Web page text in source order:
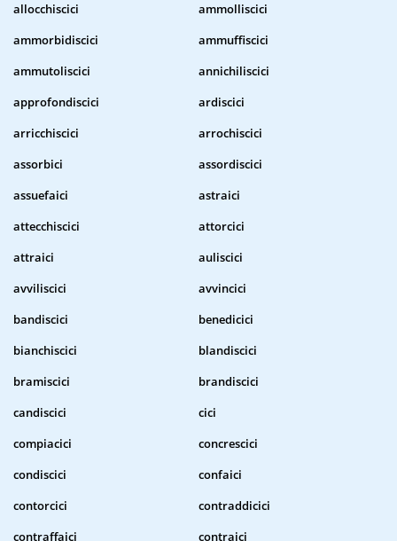
allocchiscici
ammolliscici
ammorbidiscici
ammuffiscici
ammutoliscici
annichiliscici
approfondiscici
ardiscici
arricchiscici
arrochiscici
assorbici
assordiscici
assuefaici
astraici
attecchiscici
attorcici
attraici
auliscici
avviliscici
avvincici
bandiscici
benedicici
bianchiscici
blandiscici
bramiscici
brandiscici
candiscici
cici
compiacici
concrescici
condiscici
confaici
contorcici
contraddicici
contraffaici
contraici